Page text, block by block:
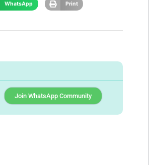
WhatsApp Print
Join WhatsApp Community